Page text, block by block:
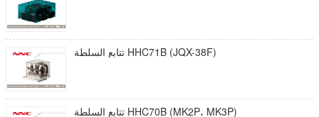
تتابع السلطة HHC71B (JQX-38F)
تتابع السلطة HHC70B (MK2P، MK3P)